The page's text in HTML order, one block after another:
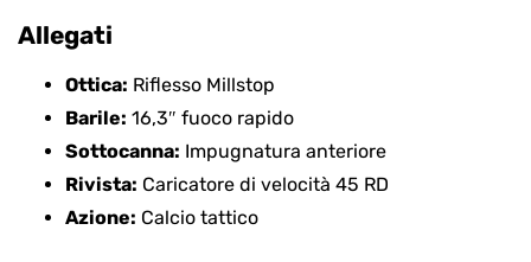
Allegati
Ottica: Riflesso Millstop
Barile: 16,3″ fuoco rapido
Sottocanna: Impugnatura anteriore
Rivista: Caricatore di velocità 45 RD
Azione: Calcio tattico